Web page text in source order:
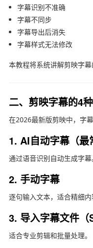
字幕识别不准确
字幕不同步
字幕导出后消失
字幕样式无法修改
本教程将系统讲解剪映字
二、剪映字幕的4
在2026最新版剪映中，字
1. AI自动字幕（最
通过语音识别自动生成字幕
2. 手动字幕
逐句输入文本，适合精细内
3. 导入字幕文件（
适合专业剪辑和批量处理。